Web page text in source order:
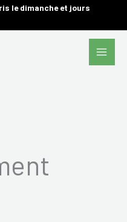
le dimanche et jours
Main